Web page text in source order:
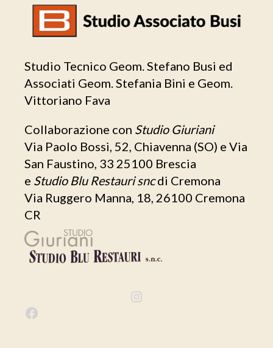
Studio Tecnico Geom. Stefano Busi ed
Associati Geom. Stefania Bini e Geom.
Vittoriano Fava
Collaborazione con Studio Giuriani
Via Paolo Bossi, 52, Chiavenna (SO) e Via
San Faustino, 33 25100 Brescia
e Studio Blu Restauri sncdi Cremona
Via Ruggero Manna, 18, 26100 Cremona
CR
I
F